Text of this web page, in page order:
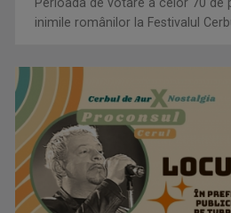
Perioada de votare a celor 70 de